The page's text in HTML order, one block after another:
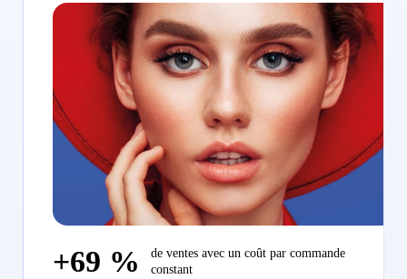
+69 %
de ventes avec un coût par commande
constant